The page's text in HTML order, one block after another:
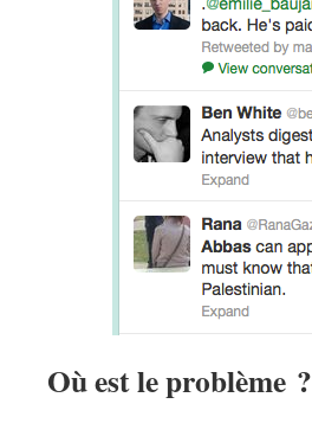
Où est le problème ?